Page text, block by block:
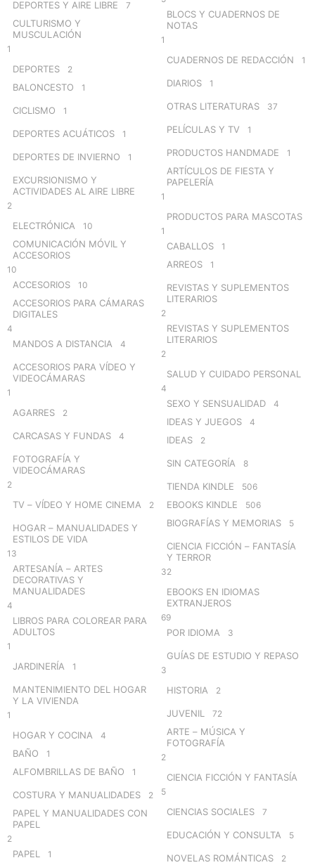
DEPORTES Y AIRE LIBRE 7
CULTURISMO Y
MUSCULACIÓN
1
DEPORTES 2
BALONCESTO 1
CICLISMO 1
DEPORTES ACUÁTICOS 1
DEPORTES DE INVIERNO 1
EXCURSIONISMO Y
ACTIVIDADES AL AIRE LIBRE
2
ELECTRÓNICA 10
COMUNICACIÓN MÓVIL Y
ACCESORIOS
10
ACCESORIOS 10
ACCESORIOS PARA CÁMARAS
DIGITALES
4
MANDOS A DISTANCIA 4
ACCESORIOS PARA VÍDEO Y
VIDEOCÁMARAS
1
AGARRES 2
CARCASAS Y FUNDAS 4
FOTOGRAFÍA Y
VIDEOCÁMARAS
2
TV – VÍDEO Y HOME CINEMA 2
HOGAR – MANUALIDADES Y
ESTILOS DE VIDA
13
ARTESANÍA – ARTES
DECORATIVAS Y
MANUALIDADES
4
LIBROS PARA COLOREAR PARA
ADULTOS
1
JARDINERÍA 1
MANTENIMIENTO DEL HOGAR
Y LA VIVIENDA
1
HOGAR Y COCINA 4
BAÑO 1
ALFOMBRILLAS DE BAÑO 1
COSTURA Y MANUALIDADES 2
PAPEL Y MANUALIDADES CON
PAPEL
2
PAPEL 1
BLOCS Y CUADERNOS DE
NOTAS
1
CUADERNOS DE REDACCIÓN 1
DIARIOS 1
OTRAS LITERATURAS 37
PELÍCULAS Y TV 1
PRODUCTOS HANDMADE 1
ARTÍCULOS DE FIESTA Y
PAPELERÍA
1
PRODUCTOS PARA MASCOTAS
1
CABALLOS 1
ARREOS 1
REVISTAS Y SUPLEMENTOS
LITERARIOS
2
REVISTAS Y SUPLEMENTOS
LITERARIOS
2
SALUD Y CUIDADO PERSONAL
4
SEXO Y SENSUALIDAD 4
IDEAS Y JUEGOS 4
IDEAS 2
SIN CATEGORÍA 8
TIENDA KINDLE 506
EBOOKS KINDLE 506
BIOGRAFÍAS Y MEMORIAS 5
CIENCIA FICCIÓN – FANTASÍA
Y TERROR
32
EBOOKS EN IDIOMAS
EXTRANJEROS
69
POR IDIOMA 3
GUÍAS DE ESTUDIO Y REPASO
3
HISTORIA 2
JUVENIL 72
ARTE – MÚSICA Y
FOTOGRAFÍA
2
CIENCIA FICCIÓN Y FANTASÍA
5
CIENCIAS SOCIALES 7
EDUCACIÓN Y CONSULTA 5
NOVELAS ROMÁNTICAS 2